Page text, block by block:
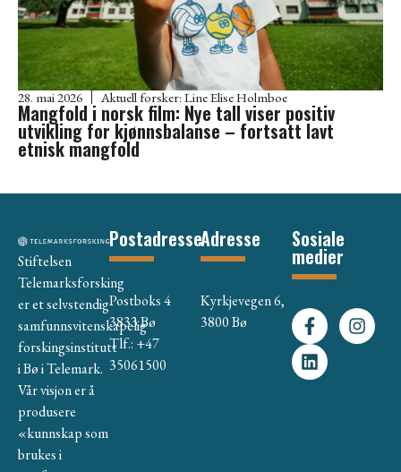
28. mai 2026 Aktuell forsker: Line Elise Holmboe
Mangfold i norsk film: Nye tall viser positiv
utvikling for kjønnsbalanse – fortsatt lavt
etnisk mangfold
Stiftelsen
Telemarksforsking
er et selvstendig
samfunnsvitenskapelig
forskingsinstitutt
i Bø i Telemark.
Vår visjon er å
produsere
«kunnskap som
brukes i
Postadresse
Postboks 4
3833 Bø
Tlf.: +47
35061500
Adresse
Kyrkjevegen 6,
3800 Bø
Sosiale
medier